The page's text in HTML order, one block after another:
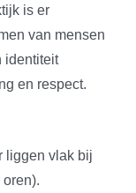
is er
van mensen
identiteit
en respect.
liggen vlak bij